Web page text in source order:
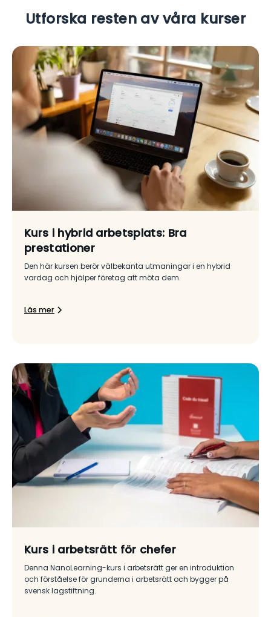
Utforska resten av våra kurser
Kurs i hybrid arbetsplats: Bra
prestationer
Den här kursen berör välbekanta utmaningar i en hybrid
vardag och hjälper företag att möta dem.
Läs mer
Kurs i arbetsrätt för chefer
Denna NanoLearning-kurs i arbetsrätt ger en introduktion
och förståelse för grunderna i arbetsrätt och bygger på
svensk lagstiftning.